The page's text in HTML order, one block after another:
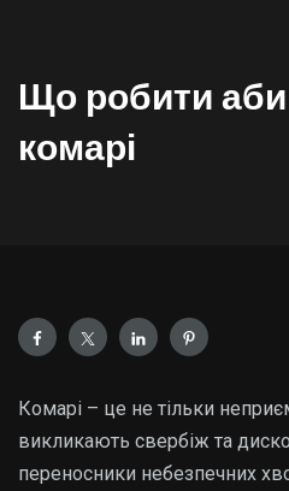
Що робити
комарі
Комарі – це не тільки
викликають свербіж та
переносники небезпечних